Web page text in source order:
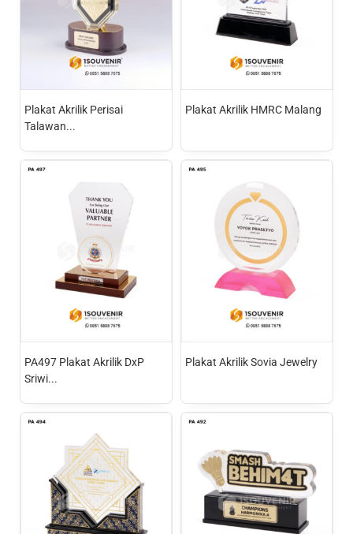
Plakat Akrilik Perisai
Talawan...
Plakat Akrilik HMRC Malang
PA497 Plakat Akrilik DxP
Sriwi...
Plakat Akrilik Sovia Jewelry